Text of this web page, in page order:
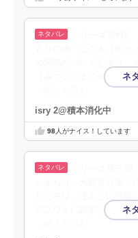
（みつこ）までやって
isry 2@積本消化中
98人がナイス！しています
のユウキに話すところが